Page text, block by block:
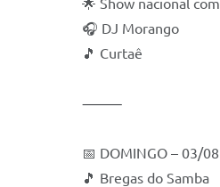
🌟 Show nacional
🎧 DJ Morango
🎵 Curtaê
⸻
📅 DOMINGO – 03/08
🎵 Bregas do Samba